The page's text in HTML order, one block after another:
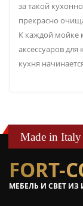
за такой
прекрасно
К каждой мойке
аксессуаров
кухня
Made in Italy
FORT-
МЕБЕЛЬ И СВЕТ ИЗ